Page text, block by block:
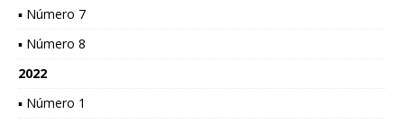
▪ Número 7
▪ Número 8
2022
▪ Número 1